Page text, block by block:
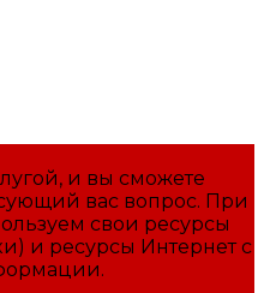
и вы сможете
вас вопрос. При
свои ресурсы
и ресурсы Интернет с